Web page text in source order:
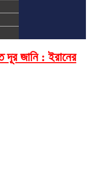
দূর জানি : ইরানের